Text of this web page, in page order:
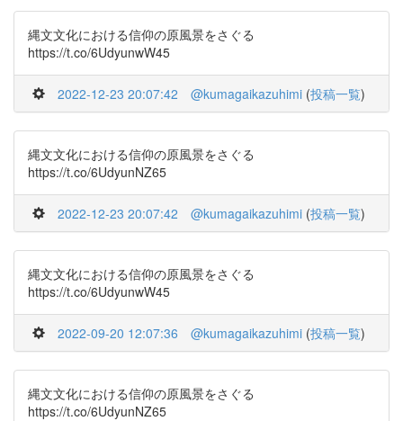
縄文文化における信仰の原風景をさぐる
https://t.co/6UdyunwW45
2022-12-23 20:07:42 @kumagaikazuhimi (投稿一覧)
縄文文化における信仰の原風景をさぐる
https://t.co/6UdyunNZ65
2022-12-23 20:07:42 @kumagaikazuhimi (投稿一覧)
縄文文化における信仰の原風景をさぐる
https://t.co/6UdyunwW45
2022-09-20 12:07:36 @kumagaikazuhimi (投稿一覧)
縄文文化における信仰の原風景をさぐる
https://t.co/6UdyunNZ65